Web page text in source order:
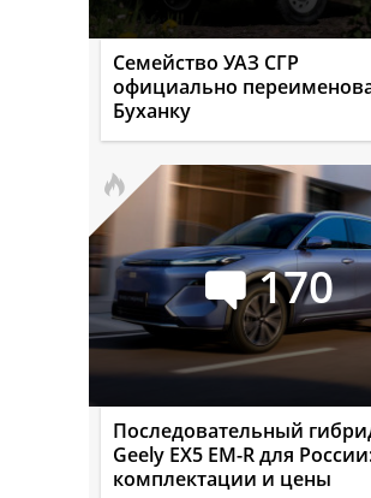
Семейство УАЗ СГР
официально
Буханку
170
Последовательный
Geely EX5 EM-R для
комплектации и цены